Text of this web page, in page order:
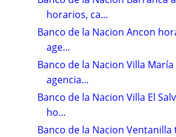
horarios, ca...
Banco de la Nacion Ancon
age...
Banco de la Nacion Villa
agencia...
Banco de la Nacion Villa El
ho...
Banco de la Nacion Ventanilla